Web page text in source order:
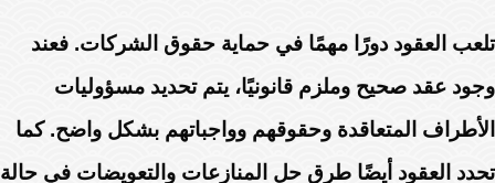
تلعب العقود دورًا مهمًا في حماية حقوق الشركات. فعند
وجود عقد صحيح وملزم قانونيًا، يتم تحديد مسؤوليات
الأطراف المتعاقدة وحقوقهم وواجباتهم بشكل واضح. كما
تحدد العقود أيضًا طرق حل المنازعات والتعويضات في حالة